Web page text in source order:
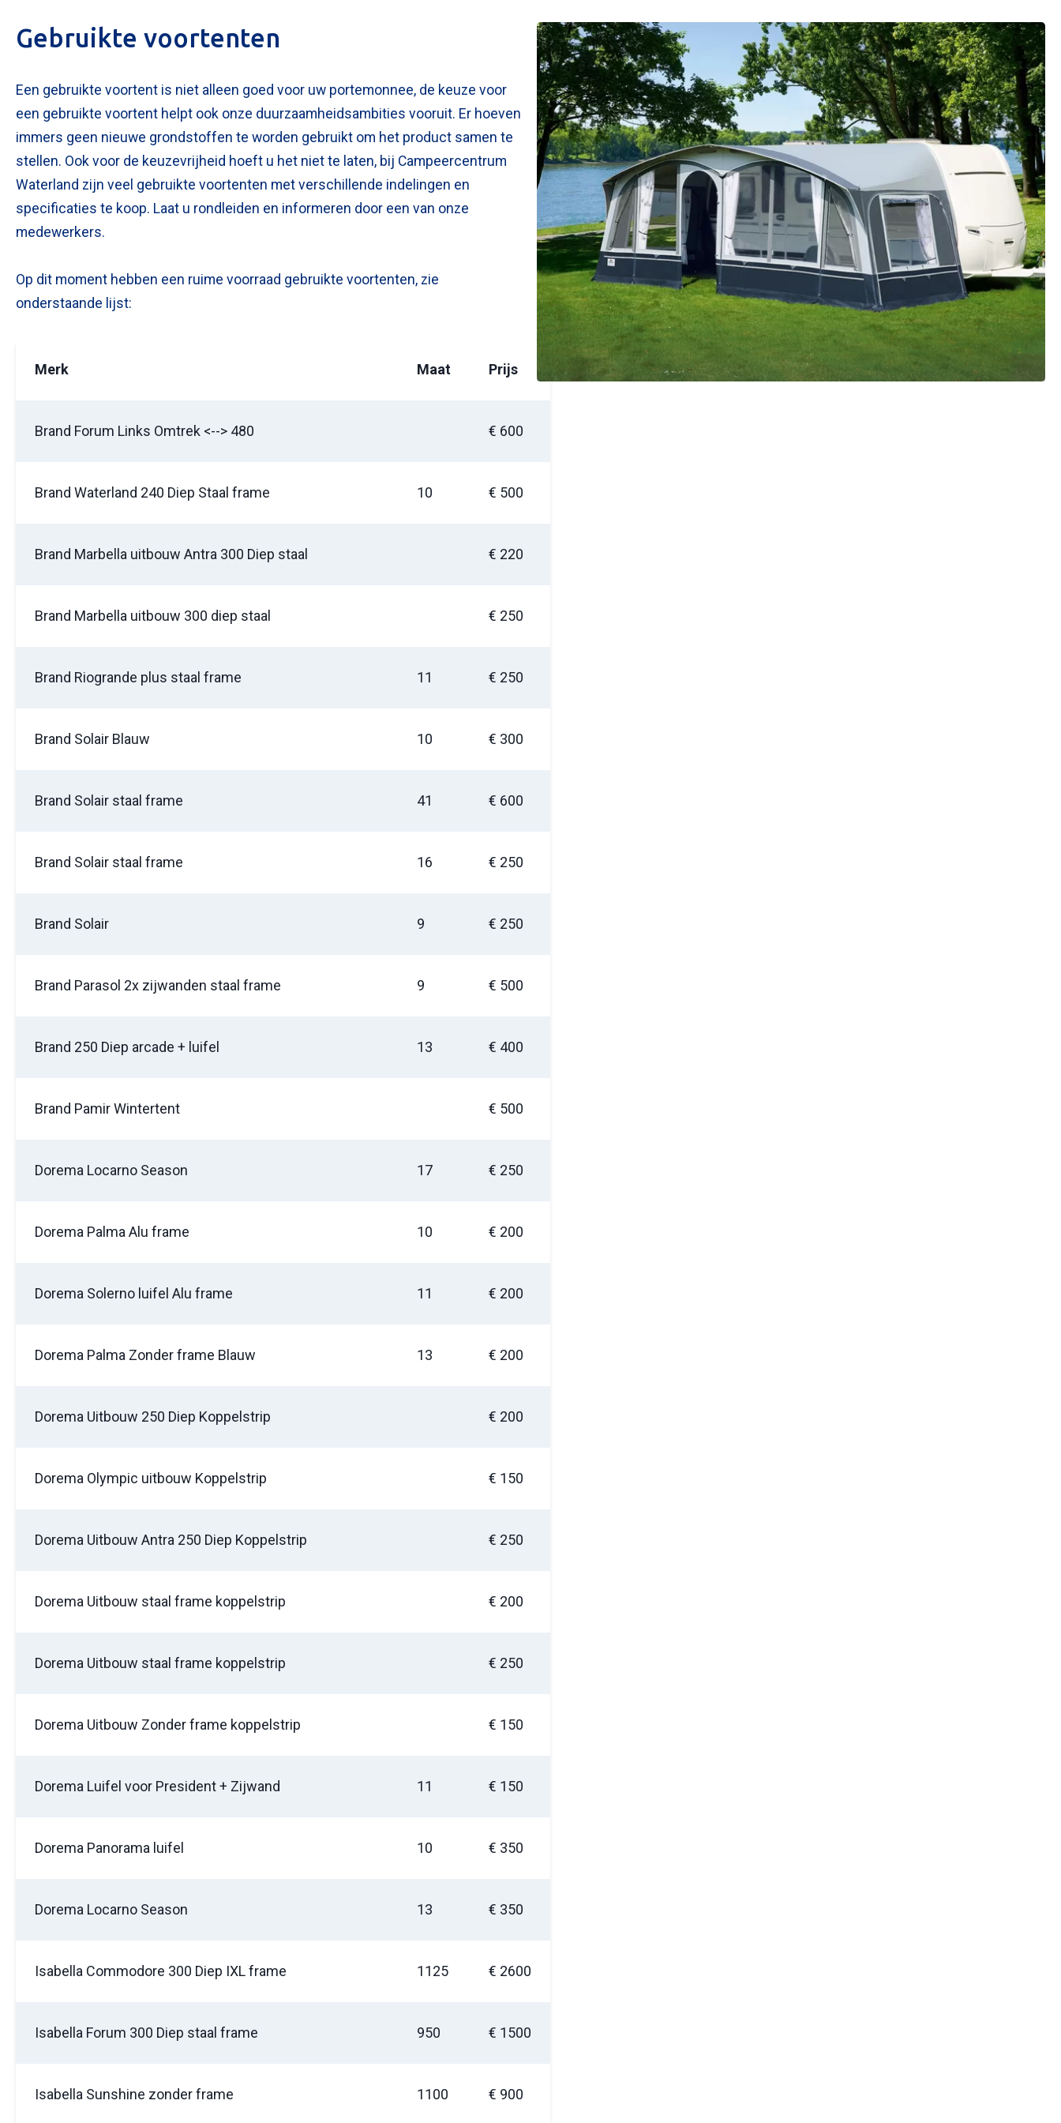
Aanvraag inruilvoorstel
Gebruikte voortenten
Een gebruikte voortent is niet alleen goed voor uw portemonnee, de keuze voor
een gebruikte voortent helpt ook onze duurzaamheidsambities vooruit. Er hoeven
immers geen nieuwe grondstoffen te worden gebruikt om het product samen te
stellen. Ook voor de keuzevrijheid hoeft u het niet te laten, bij Campeercentrum
Waterland zijn veel gebruikte voortenten met verschillende indelingen en
specificaties te koop. Laat u rondleiden en informeren door een van onze
medewerkers.
Op dit moment hebben een ruime voorraad gebruikte voortenten, zie
onderstaande lijst:
Merk Maat Prijs
Brand Forum Links Omtrek <--> 480 € 600
Brand Waterland 240 Diep Staal frame 10 € 500
Brand Marbella uitbouw Antra 300 Diep staal € 220
Brand Marbella uitbouw 300 diep staal € 250
Brand Riogrande plus staal frame 11 € 250
Brand Solair Blauw 10 € 300
Brand Solair staal frame 41 € 600
Brand Solair staal frame 16 € 250
Brand Solair 9 € 250
Brand Parasol 2x zijwanden staal frame 9 € 500
Brand 250 Diep arcade + luifel 13 € 400
Brand Pamir Wintertent € 500
Dorema Locarno Season 17 € 250
Dorema Palma Alu frame 10 € 200
Dorema Solerno luifel Alu frame 11 € 200
Dorema Palma Zonder frame Blauw 13 € 200
Dorema Uitbouw 250 Diep Koppelstrip € 200
Dorema Olympic uitbouw Koppelstrip € 150
Dorema Uitbouw Antra 250 Diep Koppelstrip € 250
Dorema Uitbouw staal frame koppelstrip € 200
Dorema Uitbouw staal frame koppelstrip € 250
Dorema Uitbouw Zonder frame koppelstrip € 150
Dorema Luifel voor President + Zijwand 11 € 150
Dorema Panorama luifel 10 € 350
Dorema Locarno Season 13 € 350
Isabella Commodore 300 Diep IXL frame 1125 € 2600
Isabella Forum 300 Diep staal frame 950 € 1500
Isabella Sunshine zonder frame 1100 € 900